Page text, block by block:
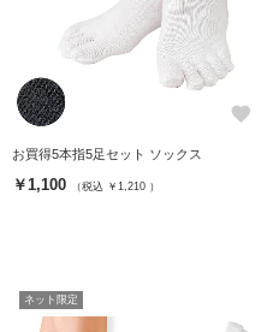
favorite
お買得5本指5足セット ソックス
￥1,100 （税込 ￥1,210 ）
ネット限定